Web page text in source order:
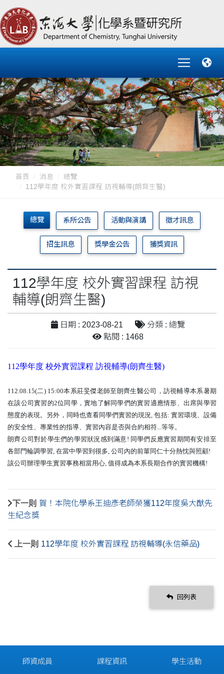
首頁 消息
總覽
112學年度 校外實習課程 訪視輔導(朗齊生醫)
總覽 系所公告 活動與演講 徵才訊息
招生訊息 獎學金公告 獲獎資訊
112學年度 校外實習課程 訪視
輔導(朗齊生醫)
日期 : 2023-08-21
分類 : 總覽
點閱 : 1468
112學年度 校外實習課程 訪視輔導(朗齊生醫)
112.08.15(二) 15:00本系莊旻傑老師至朗齊生醫公司，訪視輔導本系暑期
在該公司實習的2位同學，實地了解同學們的實習適應情形、出席與學習
態度的表現。另外，同時也查看同學們實習的現況, 包括: 實習環境、設備
的安全性、專業性的指導、實習內容是否與合約相符...等等。
朗齊公司對於學生們的學習狀況感到滿意! 同學們反應實習期間有安排至
各部門輪調學習, 在當中學習到很多, 公司內的前輩同仁十分熱忱與照顧!
該公司辦理學生實習事務相當用心, 值得成為本系長期合作的實習機構!
下一則 賀！本院化學系王迪彥老師榮獲112年度吳大猷先
生紀念獎
上一則 112學年度 校外實習課程 訪視輔導(永信藥品)
回列表
師資成員 課程資訊 學生活動